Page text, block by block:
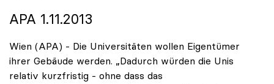
APA 1.11.2013
Wien (APA) - Die Universitäten wollen Eigentümer
ihrer Gebäude werden. „Dadurch würden die Unis
relativ kurzfristig - ohne dass das